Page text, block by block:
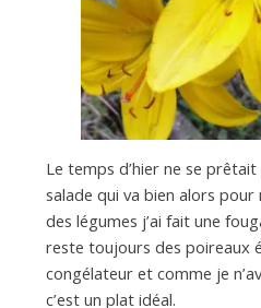
Le temps d’hier ne se
salade qui va bien alors
des légumes j’ai fait une
reste toujours des poireaux
congélateur et comme je
c’est un plat idéal.